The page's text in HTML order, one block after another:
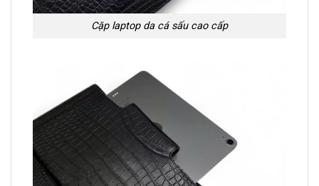
Cặp laptop da cá sấu cao cấp